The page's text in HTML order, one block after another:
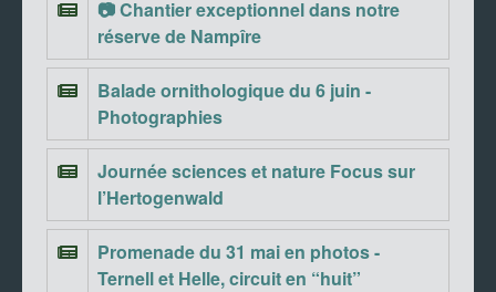
📷 Chantier exceptionnel dans notre
réserve de Nampîre
Balade ornithologique du 6 juin -
Photographies
Journée sciences et nature Focus sur
l’Hertogenwald
Promenade du 31 mai en photos -
Ternell et Helle, circuit en “huit”